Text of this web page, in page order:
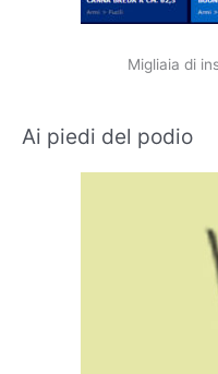
Migliaia di
Ai piedi del podio